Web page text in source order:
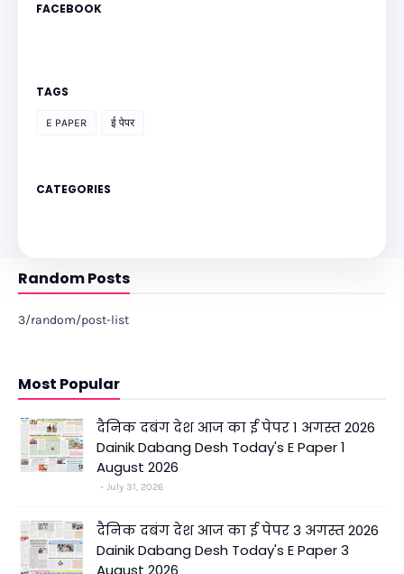
FACEBOOK
TAGS
E PAPER ई पेपर
CATEGORIES
Random Posts
3/random/post-list
Most Popular
दैनिक दबंग देश आज का ई पेपर 1 अगस्त 2026
Dainik Dabang Desh Today's E Paper 1
August 2026
July 31, 2026
दैनिक दबंग देश आज का ई पेपर 3 अगस्त 2026
Dainik Dabang Desh Today's E Paper 3